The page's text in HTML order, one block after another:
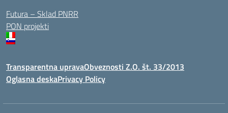
Futura – Sklad PNRR
PON projekti
Transparentna upravaObveznosti Z.O. št. 33/2013
Oglasna deskaPrivacy Policy